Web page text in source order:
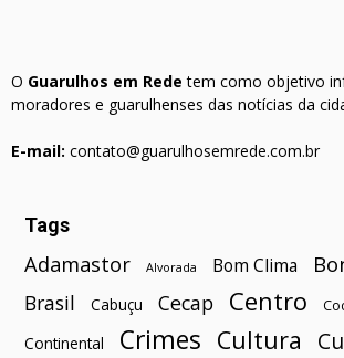
O Guarulhos em Rede tem como objetivo
moradores e guarulhenses das notícias da
E-mail: contato@guarulhosemrede.com.br
Tags
Adamastor Alvorada Bom Clima
Brasil Cabuçu Cecap Centro
Continental Crimes Cultura